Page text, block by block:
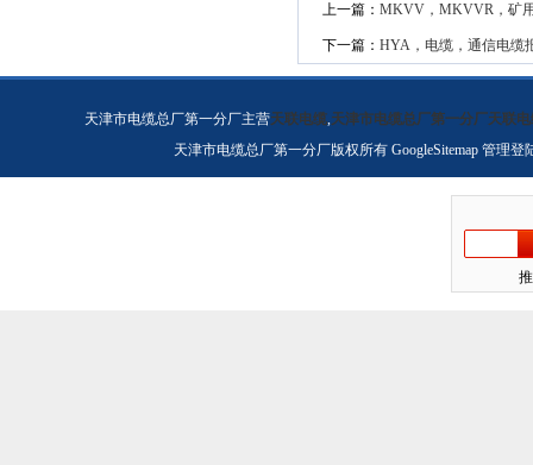
上一篇： MKVV，MKVVR，矿
下一篇： HYA，电缆，通信电缆
天津市电缆总厂第一分厂主营天联电缆,天津市电缆总厂第一分厂天联电
天津市电缆总厂第一分厂版权所有 GoogleSitemap 管理登